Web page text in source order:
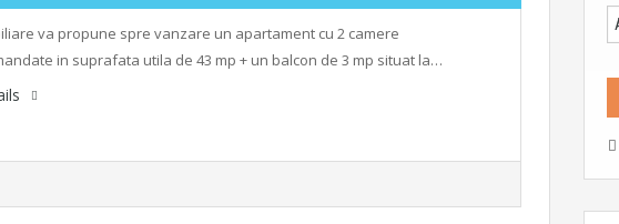
va propune spre vanzare un apartament cu 2 camere
in suprafata utila de 43 mp + un balcon de 3 mp situat la…